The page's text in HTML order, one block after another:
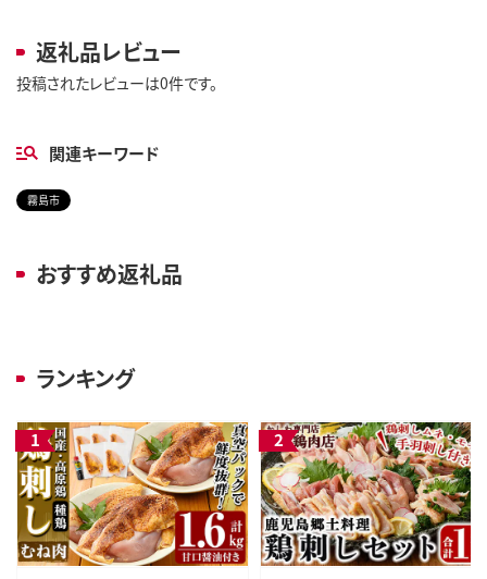
返礼品レビュー
投稿されたレビューは0件です。
関連キーワード
霧島市
おすすめ返礼品
ランキング